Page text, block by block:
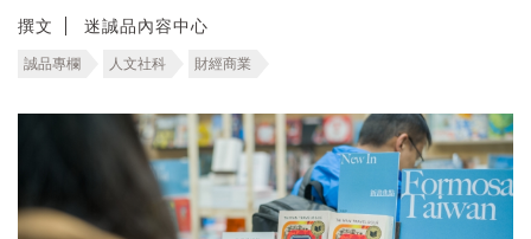
撰文 迷誠品內容中心
誠品專欄 人文社科 財經商業